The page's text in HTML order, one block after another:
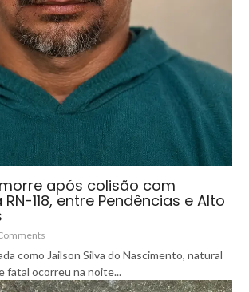
após colisão com
118, entre Pendências e Alto
como Jailson Silva do Nascimento, natural
fatal ocorreu na noite...